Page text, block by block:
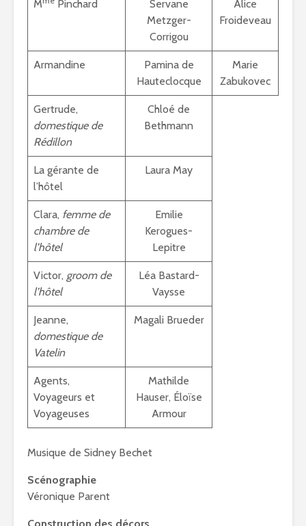
M Pinchard
Servane
Metzger-
Corrigou
Alice
Froideveau
Armandine
Pamina de
Hauteclocque
Marie
Zabukovec
Gertrude,
domestique de
Rédillon
Chloé de
Bethmann
La gérante de
l’hôtel
Laura May
Clara, femme de
chambre de
l’hôtel
Emilie
Kerogues-
Lepitre
Victor, groom de
l’hôtel
Léa Bastard-
Vaysse
Jeanne,
domestique de
Vatelin
Magali Brueder
Agents,
Voyageurs et
Voyageuses
Mathilde
Hauser, Éloïse
Armour
Musique de Sidney Bechet
Scénographie
Véronique Parent